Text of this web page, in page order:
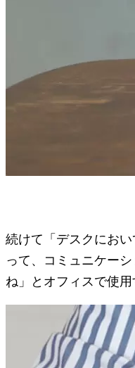
続けて「デスクにお
って、コミュニケー
ね」とオフィスで使用